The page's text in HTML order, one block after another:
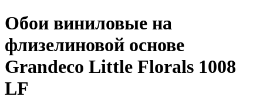
Обои виниловые на
флизелиновой основе
Grandeco Little Florals 1008
LF